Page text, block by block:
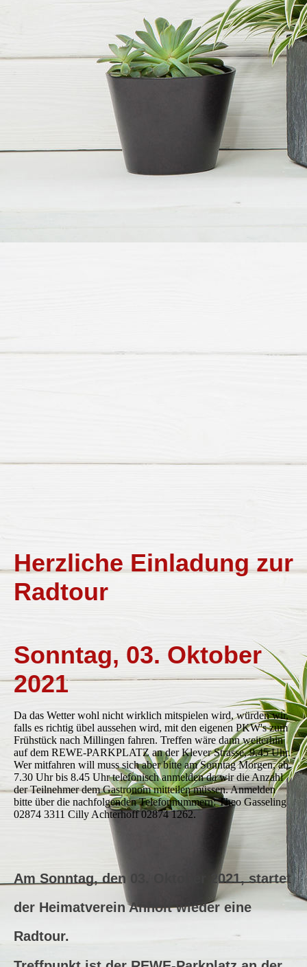
Mitgliederversammlung 2021 4
Herzliche Einladung zur
Radtour
Sonntag, 03. Oktober
2021
Da das Wetter wohl nicht wirklich mitspielen wird, würden wir,
falls es richtig übel aussehen wird, mit den eigenen PKW's zum
Frühstück nach Millingen fahren. Treffen wäre dann weiterhin
auf dem REWE-PARKPLATZ an der Klever Strasse, 9.45 Uhr.
Wer mitfahren will muss sich aber bitte am Sonntag Morgen, ab
7.30 Uhr bis 8.45 Uhr telefonisch anmelden da wir die Anzahl
der Teilnehmer dem Gastronom mitteilen müssen. Anmelden
bitte über die nachfolgenden Telefonnummern: Theo Gasseling
02874 3311 Cilly Achterhoff 02874 1262.
Am Sonntag, den 03. Oktober 2021, startet
der Heimatverein Anholt wieder eine
Radtour.